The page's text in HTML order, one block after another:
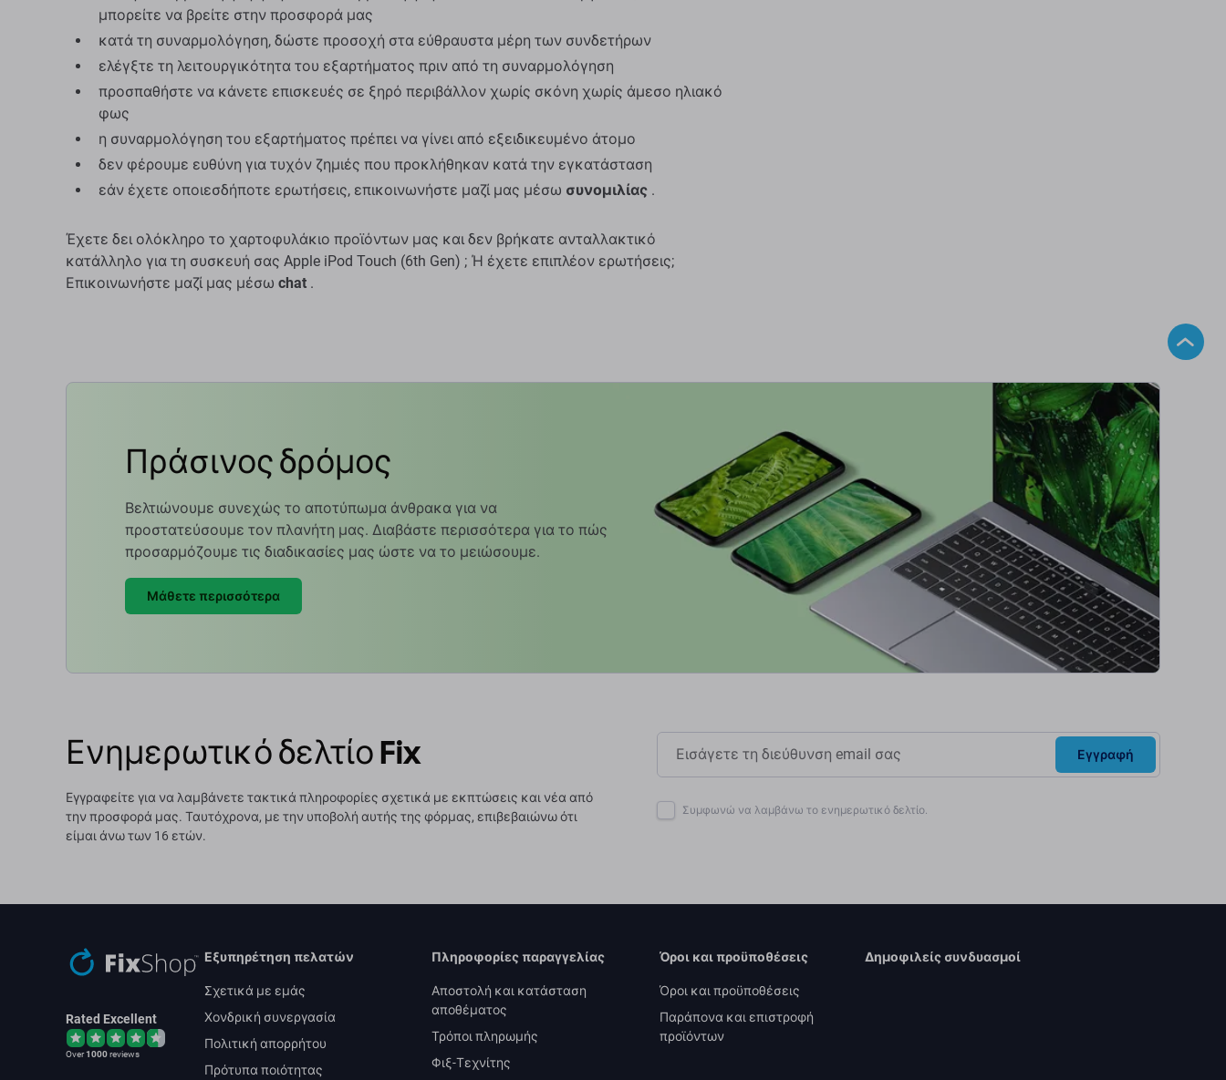
μπορείτε να βρείτε στην προσφορά μας
κατά τη συναρμολόγηση, δώστε προσοχή στα εύθραυστα μέρη των συνδετήρων
ελέγξτε τη λειτουργικότητα του εξαρτήματος πριν από τη συναρμολόγηση
προσπαθήστε να κάνετε επισκευές σε ξηρό περιβάλλον χωρίς σκόνη χωρίς άμεσο ηλιακό
φως
η συναρμολόγηση του εξαρτήματος πρέπει να γίνει από εξειδικευμένο άτομο
δεν φέρουμε ευθύνη για τυχόν ζημιές που προκλήθηκαν κατά την εγκατάσταση
εάν έχετε οποιεσδήποτε ερωτήσεις, επικοινωνήστε μαζί μας μέσω συνομιλίας .
Έχετε δει ολόκληρο το χαρτοφυλάκιο προϊόντων μας και δεν βρήκατε ανταλλακτικό
κατάλληλο για τη συσκευή σας Apple iPod Touch (6th Gen) ; Ή έχετε επιπλέον ερωτήσεις;
Επικοινωνήστε μαζί μας μέσω chat .
Πράσινος δρόμος
Βελτιώνουμε συνεχώς το αποτύπωμα άνθρακα για να
προστατεύσουμε τον πλανήτη μας. Διαβάστε περισσότερα για το πώς
προσαρμόζουμε τις διαδικασίες μας ώστε να το μειώσουμε.
Μάθετε περισσότερα
Ενημερωτικό δελτίο Fix
Εγγραφείτε για να λαμβάνετε τακτικά πληροφορίες σχετικά με εκπτώσεις και νέα από
την προσφορά μας. Ταυτόχρονα, με την υποβολή αυτής της φόρμας, επιβεβαιώνω ότι
είμαι άνω των 16 ετών.
Εγγραφή
Συμφωνώ να λαμβάνω το ενημερωτικό δελτίο.
Rated Excellent
Over1000reviews
Εξυπηρέτηση πελατών
Σχετικά με εμάς
Χονδρική συνεργασία
Πολιτική απορρήτου
Πρότυπα ποιότητας
Πληροφορίες παραγγελίας
Αποστολή και κατάσταση
αποθέματος
Τρόποι πληρωμής
Φιξ-Τεχνίτης
Όροι και προϋποθέσεις
Όροι και προϋποθέσεις
Παράπονα και επιστροφή
προϊόντων
Δημοφιλείς συνδυασμοί